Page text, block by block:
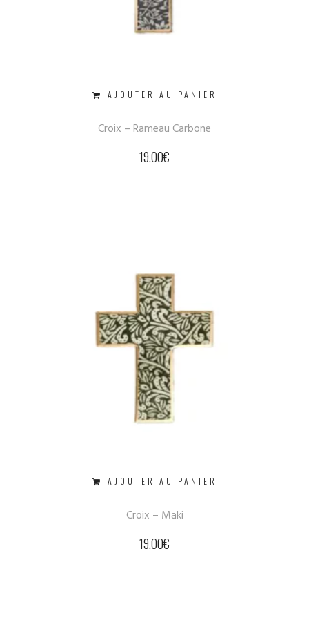
AJOUTER AU PANIER
Croix – Rameau Carbone
19.00€
AJOUTER AU PANIER
Croix – Maki
19.00€